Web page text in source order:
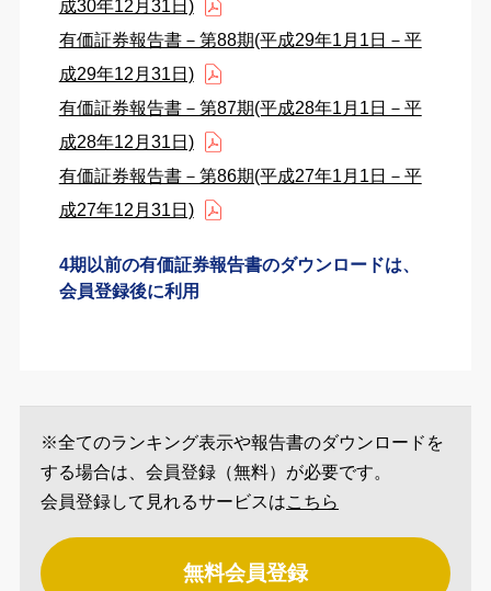
成30年12月31日)
有価証券報告書－第88期(平成29年1月1日－平
成29年12月31日)
有価証券報告書－第87期(平成28年1月1日－平
成28年12月31日)
有価証券報告書－第86期(平成27年1月1日－平
成27年12月31日)
4期以前の有価証券報告書のダウンロードは、
会員登録後に利用
※全てのランキング表示や報告書のダウンロードを
する場合は、会員登録（無料）が必要です。
会員登録して見れるサービスはこちら
無料会員登録